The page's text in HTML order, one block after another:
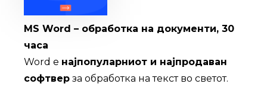
MS Word – обработка на документи, 30
часа
Word е најпопуларниот и најпродаван
софтвер за обработка на текст во светот.